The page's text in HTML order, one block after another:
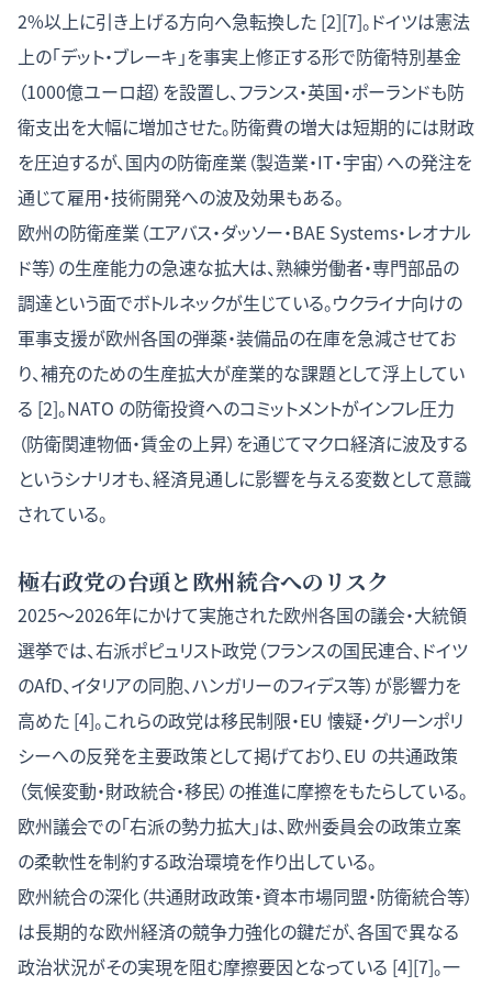
2%以上に引き上げる方向へ急転換した [2][7]。ドイツは憲法
上の「デット・ブレーキ」を事実上修正する形で防衛特別基金
（1000億ユーロ超）を設置し、フランス・英国・ポーランドも防
衛支出を大幅に増加させた。防衛費の増大は短期的には財政
を圧迫するが、国内の防衛産業（製造業・IT・宇宙）への発注を
通じて雇用・技術開発への波及効果もある。
欧州の防衛産業（エアバス・ダッソー・BAE Systems・レオナル
ド等）の生産能力の急速な拡大は、熟練労働者・専門部品の
調達という面でボトルネックが生じている。ウクライナ向けの
軍事支援が欧州各国の弾薬・装備品の在庫を急減させてお
り、補充のための生産拡大が産業的な課題として浮上してい
る [2]。NATO の防衛投資へのコミットメントがインフレ圧力
（防衛関連物価・賃金の上昇）を通じてマクロ経済に波及する
というシナリオも、経済見通しに影響を与える変数として意識
されている。
極右政党の台頭と欧州統合へのリスク
2025〜2026年にかけて実施された欧州各国の議会・大統領
選挙では、右派ポピュリスト政党（フランスの国民連合、ドイツ
のAfD、イタリアの同胞、ハンガリーのフィデス等）が影響力を
高めた [4]。これらの政党は移民制限・EU 懐疑・グリーンポリ
シーへの反発を主要政策として掲げており、EU の共通政策
（気候変動・財政統合・移民）の推進に摩擦をもたらしている。
欧州議会での「右派の勢力拡大」は、欧州委員会の政策立案
の柔軟性を制約する政治環境を作り出している。
欧州統合の深化（共通財政政策・資本市場同盟・防衛統合等）
は長期的な欧州経済の競争力強化の鍵だが、各国で異なる
政治状況がその実現を阻む摩擦要因となっている [4][7]。一